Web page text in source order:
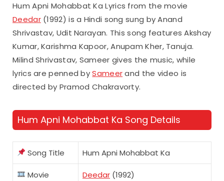
Hum Apni Mohabbat Ka Lyrics from the movie
Deedar(1992) is a Hindi song sung by Anand
Shrivastav, Udit Narayan. This song features Akshay
Kumar, Karishma Kapoor, Anupam Kher, Tanuja.
Milind Shrivastav, Sameer gives the music, while
lyrics are penned bySameerand the video is
directed by Pramod Chakravorty.
Hum Apni Mohabbat Ka Song Details
Song Title Hum Apni Mohabbat Ka
Movie Deedar (1992)